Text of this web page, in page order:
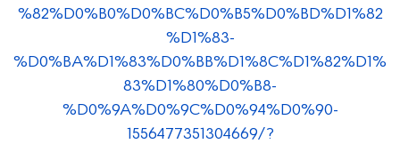
%82%D0%B0%D0%BC%D0%B5%D0%BD%D1%82
%D1%83-
%D0%BA%D1%83%D0%BB%D1%8C%D1%82%D1%
83%D1%80%D0%B8-
%D0%9A%D0%9C%D0%94%D0%90-
1556477351304669/?